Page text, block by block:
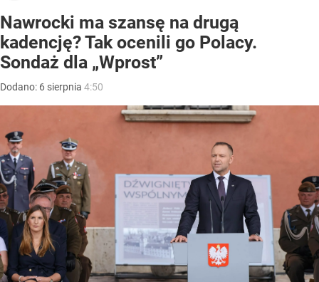
Nawrocki ma szansę na drugą
kadencję? Tak ocenili go Polacy.
Sondaż dla „Wprost”
Dodano: 6 sierpnia 4:50